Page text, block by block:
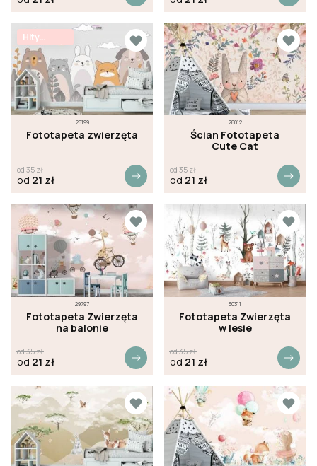
28199
Fototapeta zwierzęta
Hity
sprzedaży
od35zł
od 21 zł
28012
Ścian Fototapeta
Cute Cat
od35zł
od 21 zł
29797
Fototapeta Zwierzęta
na balonie
od35zł
od 21 zł
30311
Fototapeta Zwierzęta
w lesie
od35zł
od 21 zł